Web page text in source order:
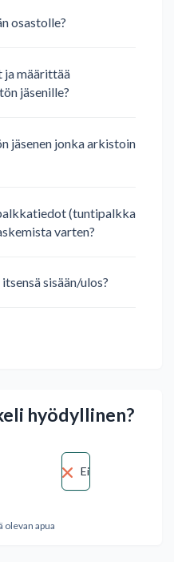
osastolle?
ja määrittää
jäsenille?
jäsenen jonka arkistoin
(tuntipalkka
varten?
sisään/ulos?
hyödyllinen?
Ei
olevan apua